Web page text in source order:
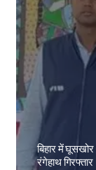
बिहार में
रंगेहाथ गिरफ्तार